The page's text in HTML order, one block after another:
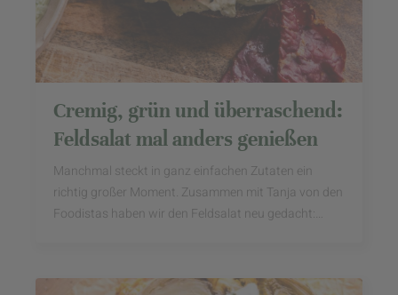
Cremig, grün und überraschend:
Feldsalat mal anders genießen
Manchmal steckt in ganz einfachen Zutaten ein
richtig großer Moment. Zusammen mit Tanja von den
Foodistas haben wir den Feldsalat neu gedacht: